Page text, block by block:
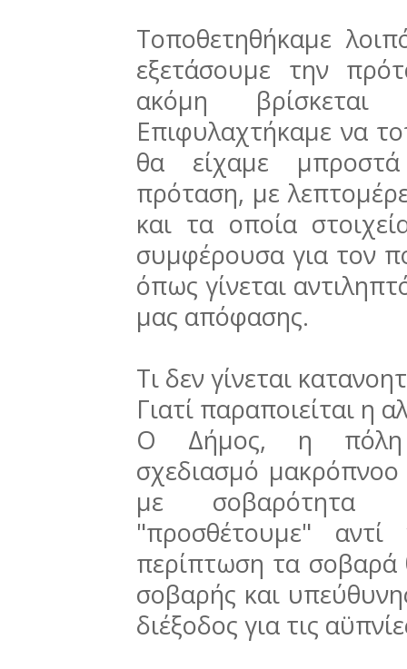
Τοποθετηθήκαμε
εξετάσουμε την
ακόμη
Επιφυλαχτήκαμε να
θα είχαμε
πρόταση, με
και τα οποία
συμφέρουσα για τον
όπως γίνεται
μας απόφασης.
Τι δεν γίνεται
Γιατί παραποιείται η
Ο Δήμος, η πόλη
σχεδιασμό
με σοβαρότητα
"προσθέτουμε"
περίπτωση τα
σοβαρής και
διέξοδος για τις